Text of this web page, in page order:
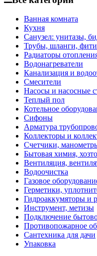
Ванная комната
Кухня
Санузел: унитазы,
Трубы, шланги,
Радиаторы
Водонагреватели
Канализация и
Смесители
Насосы и насосные
Теплый пол
Котельное
Сифоны
Арматура
Коллекторы и
Счетчики,
Бытовая химия,
Вентиляция,
Водоочистка
Газовое
Герметики,
Гидроаккумяторы и
Инструмент, метизы
Подключение
Противопожарное
Сантехника для дачи
Упаковка